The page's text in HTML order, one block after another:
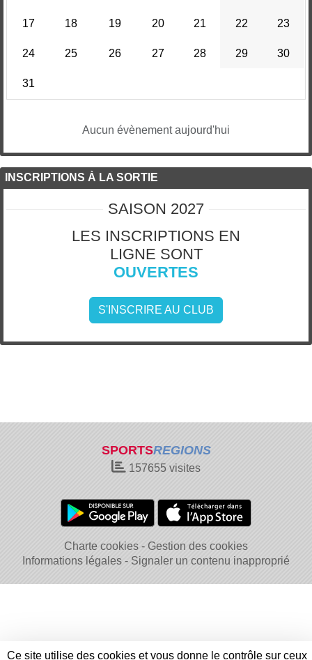
17 18 19 20 21 22 23
24 25 26 27 28 29 30
31
Aucun évènement aujourd'hui
INSCRIPTIONS À LA SORTIE
SAISON 2027
LES INSCRIPTIONS EN
LIGNE SONT
OUVERTES
S'INSCRIRE AU CLUB
SPORTSREGIONS
157655 visites
Charte cookies
Gestion des cookies
Informations légales
Signaler un contenu inapproprié
Ce site utilise des cookies et vous donne le contrôle sur ceux